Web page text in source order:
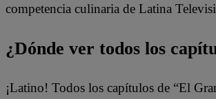
competencia culinaria de Latina
¿Dónde ver todos los
¡Latino! Todos los capítulos de “El